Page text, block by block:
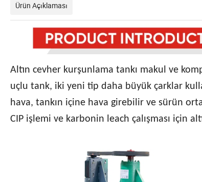
Ürün Açıklaması
Altın cevher kurşunlama tankı makul ve
uçlu tank, iki yeni tip daha büyük çarklar
hava, tankın içine hava girebilir ve sürün
CIP işlemi ve karbonin leach çalışması için